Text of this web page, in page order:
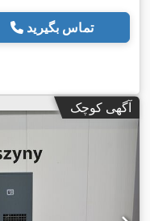
تماس بگیرید
آگهی کوچک